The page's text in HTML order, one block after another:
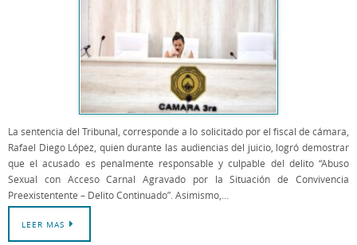
La sentencia del Tribunal, corresponde a lo solicitado por el fiscal de cámara,
Rafael Diego López, quien durante las audiencias del juicio, logró demostrar
que el acusado es penalmente responsable y culpable del delito “Abuso
Sexual con Acceso Carnal Agravado por la Situación de Convivencia
Preexistentente – Delito Continuado”. Asimismo,…
LEER MAS